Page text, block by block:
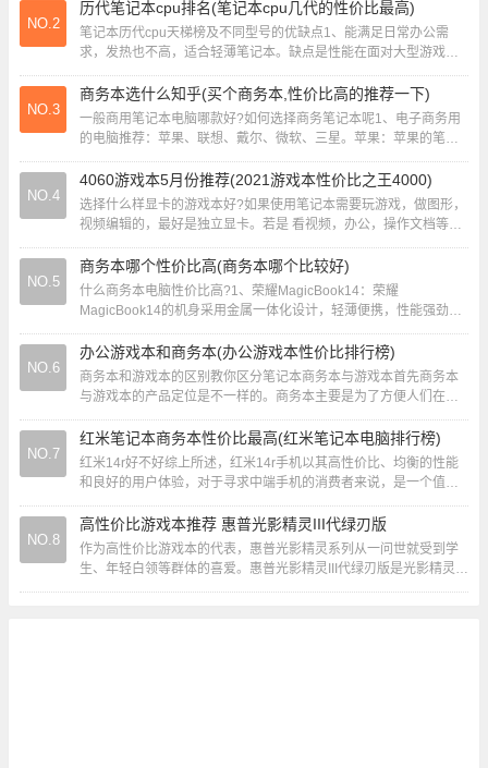
NO.2
历代笔记本cpu排名(笔记本cpu几代的性价比最高)
笔记本历代cpu天梯榜及不同型号的优缺点1、能满足日常办公需
求，发热也不高，适合轻薄笔记本。缺点是性能在面对大型游戏或
复杂图形处理时比较有限。后来的酷睿i7-1...
NO.3
商务本选什么知乎(买个商务本,性价比高的推荐一下)
一般商用笔记本电脑哪款好?如何选择商务笔记本呢1、电子商务用
的电脑推荐：苹果、联想、戴尔、微软、三星。苹果：苹果的笔记
本电脑系列非常多，功能性也很全面，它毫无疑...
NO.4
4060游戏本5月份推荐(2021游戏本性价比之王4000)
选择什么样显卡的游戏本好?如果使用笔记本需要玩游戏，做图形，
视频编辑的，最好是独立显卡。若是 看视频，办公，操作文档等集
显就可以的。对于大部分玩家，建议选择40...
NO.5
商务本哪个性价比高(商务本哪个比较好)
什么商务本电脑性价比高?1、荣耀MagicBook14：荣耀
MagicBook14的机身采用金属一体化设计，轻薄便携，性能强劲。
它搭载了11代智能英特尔酷睿处理...
NO.6
办公游戏本和商务本(办公游戏本性价比排行榜)
商务本和游戏本的区别教你区分笔记本商务本与游戏本首先商务本
与游戏本的产品定位是不一样的。商务本主要是为了方便人们在工
作上的一些商务办公需求，其用途主要是体现在工...
NO.7
红米笔记本商务本性价比最高(红米笔记本电脑排行榜)
红米14r好不好综上所述，红米14r手机以其高性价比、均衡的性能
和良好的用户体验，对于寻求中端手机的消费者来说，是一个值得
购买的选择。当然，每个人的需求和偏好不...
NO.8
高性价比游戏本推荐 惠普光影精灵III代绿刃版
作为高性价比游戏本的代表，惠普光影精灵系列从一问世就受到学
生、年轻白领等群体的喜爱。惠普光影精灵III代绿刃版是光影精灵系
列最新产品，其型号为PavilionP...